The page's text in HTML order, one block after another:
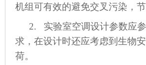
机组可有效的避免交叉污染，节
2. 实验室空调设计参数应
求，在设计时还应考虑到生物
荷。